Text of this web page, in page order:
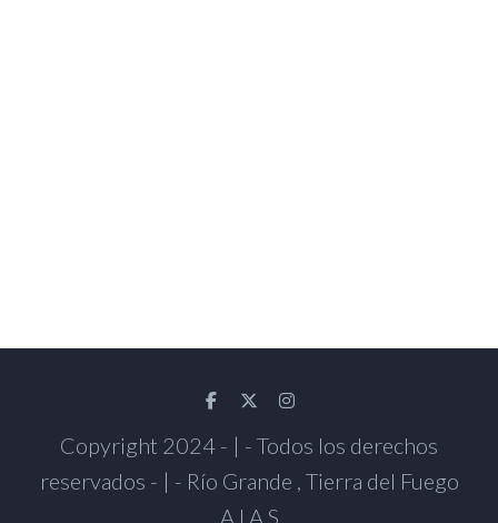
Copyright 2024 - | - Todos los derechos
reservados - | - Río Grande , Tierra del Fuego
A.I.A.S